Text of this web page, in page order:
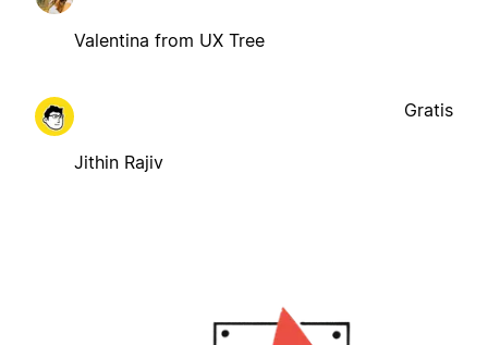
Valentina from UX Tree
Jithin Rajiv
Gratis